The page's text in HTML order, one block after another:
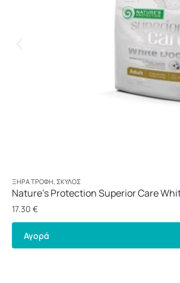
ΞΗΡΆ ΤΡΟΦΉ, ΣΚΎΛΟΣ
Nature’s Protection Superior Care
1,5kg
17.30 €
Αγορά